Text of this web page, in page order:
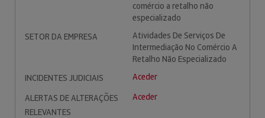
comércio a retalho não
especializado
SETOR DA EMPRESA
Atividades De Serviços De
Intermediação No Comércio A
Retalho Não Especializado
INCIDENTES JUDICIAIS
Aceder
ALERTAS DE ALTERAÇÕES
RELEVANTES
Aceder